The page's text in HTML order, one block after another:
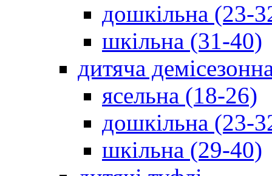
дошкільна (23-
шкільна (31-40)
дитяча
ясельна (18-26)
дошкільна (23-
шкільна (29-40)